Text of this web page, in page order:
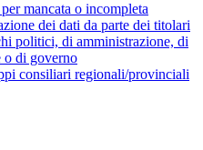
mancata o incompleta
dei dati da parte dei titolari
politici, di amministrazione, di
o di governo
consiliari regionali/provinciali